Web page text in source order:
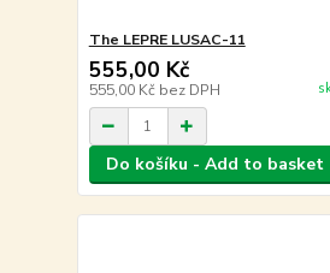
The LEPRE LUSAC-11
555,00 Kč
555,00 Kč bez DPH
Do košíku - Add to basket